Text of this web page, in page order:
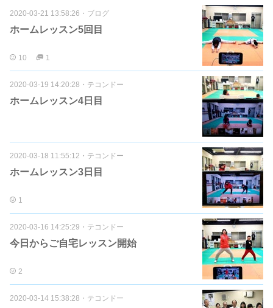
2020-03-21 13:58:26 ・ ブログ
ホームレッスン5回目
10 1
2020-03-19 14:20:28 ・ テコンドー
ホームレッスン4日目
2020-03-18 11:55:12 ・ テコンドー
ホームレッスン3日目
1
2020-03-16 14:25:29 ・ テコンドー
今日からご自宅レッスン開始
2
2020-03-14 15:38:28 ・ テコンドー